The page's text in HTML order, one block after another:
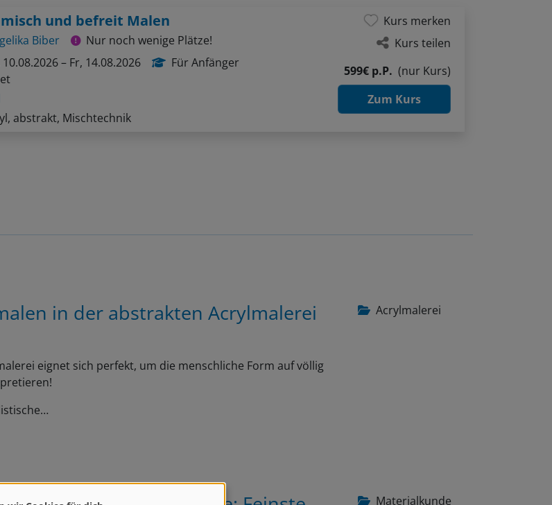
und befreit Malen
Biber
Nur noch wenige Plätze!
– Fr, 14.08.2026
Für Anfänger
abstrakt, Mischtechnik
Kurs merken
Kurs teilen
599€ p.P. (nur Kurs)
Zum Kurs
Acrylmalerei
in der abstrakten Acrylmalerei
eignet sich perfekt, um die menschliche Form auf völlig
Materialkunde